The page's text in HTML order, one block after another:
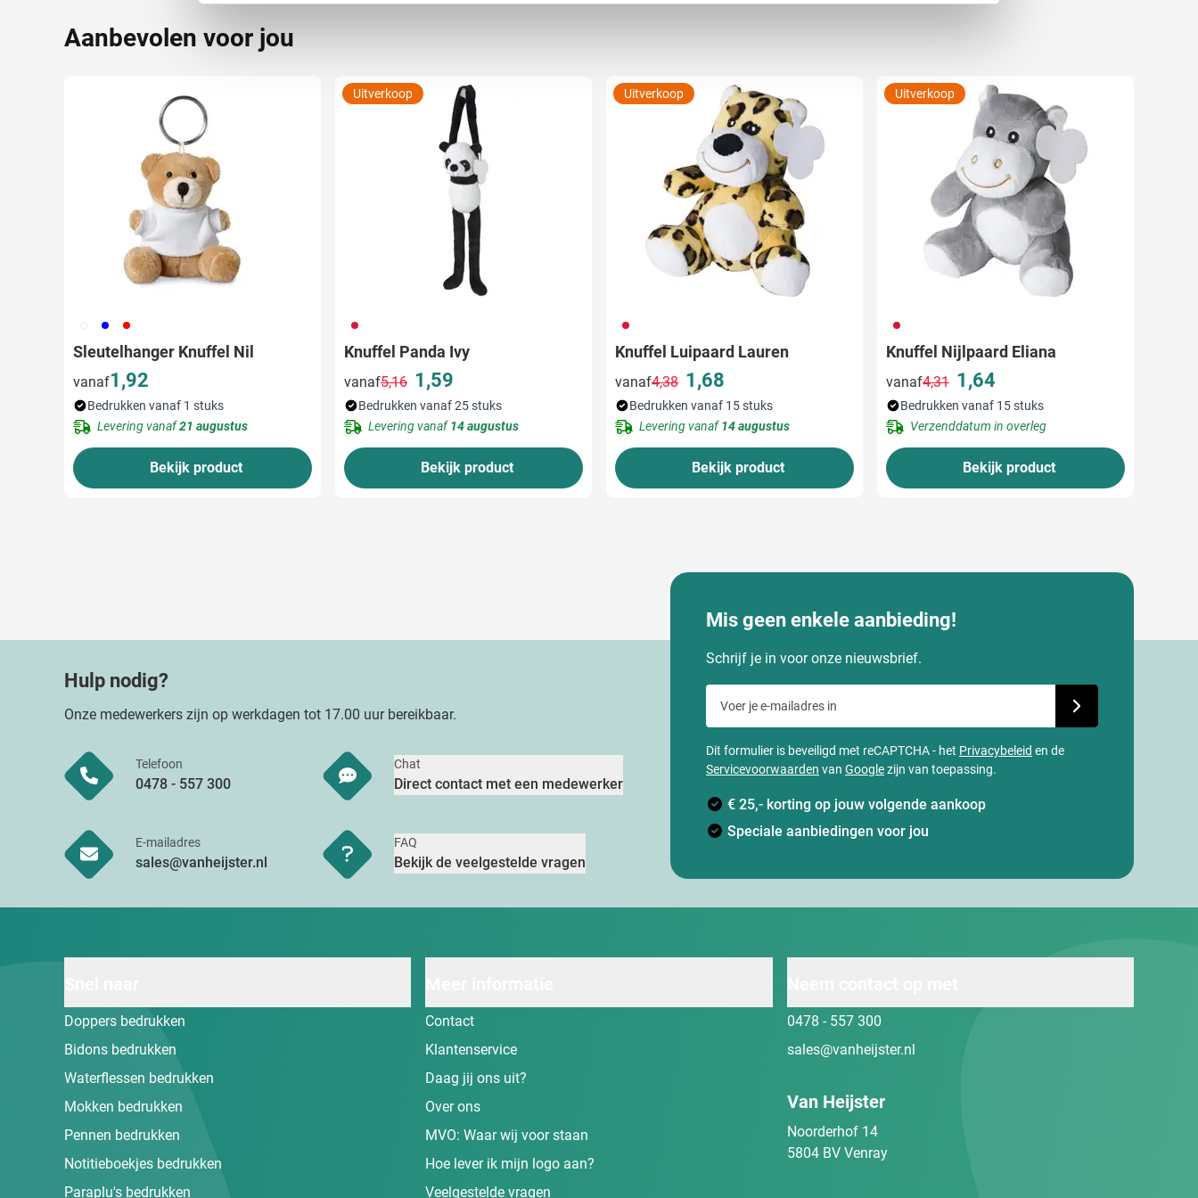
websiteverkeer te analyseren. Ook delen we informatie over uw gebruik van onze site met onze partners voor social
media, adverteren en analyse. Deze partners kunnen deze gegevens combineren met andere informatie die u aan ze heeft
Aanbevolen voor jou
002 005 008
Sleutelhanger Knuffel Nil
vanaf1,92
Bedrukken vanaf 1 stuks
Levering vanaf21 augustus
Bekijk product
009
Knuffel Panda Ivy
vanaf
Normale prijs
5,16 1,59
Uitverkoop
Bedrukken vanaf 25 stuks
Levering vanaf14 augustus
Bekijk product
009
Knuffel Luipaard Lauren
vanaf
Normale prijs
4,38 1,68
Uitverkoop
Bedrukken vanaf 15 stuks
Levering vanaf14 augustus
Bekijk product
009
Knuffel Nijlpaard Eliana
vanaf
Normale prijs
4,31 1,64
Uitverkoop
Bedrukken vanaf 15 stuks
Verzenddatum in overleg
Bekijk product
Hulp nodig?
Onze medewerkers zijn op werkdagen tot 17.00 uur bereikbaar.
Telefoon
0478 - 557 300
Chat
Direct contact met een medewerker
E-mailadres
sales@vanheijster.nl
FAQ
Bekijk de veelgestelde vragen
Mis geen enkele aanbieding!
Schrijf je in voor onze nieuwsbrief.
Dit formulier is beveiligd met reCAPTCHA - het Privacybeleid en de
Servicevoorwaarden van Googlezijn van toepassing.
€ 25,- korting op jouw volgende aankoop
Speciale aanbiedingen voor jou
Doppers bedrukken
Bidons bedrukken
Waterflessen bedrukken
Mokken bedrukken
Pennen bedrukken
Notitieboekjes bedrukken
Paraplu's bedrukken
Contact
Klantenservice
Daag jij ons uit?
Over ons
MVO: Waar wij voor staan
Hoe lever ik mijn logo aan?
Veelgestelde vragen
0478 - 557 300
sales@vanheijster.nl
Van Heijster
Noorderhof 14
5804 BV Venray